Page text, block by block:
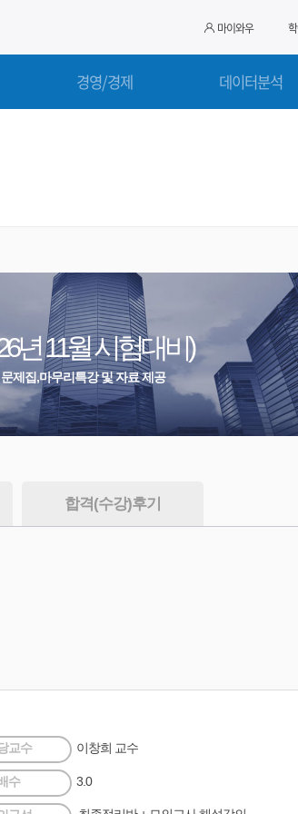
경영/경제 데이터분석
마이와우
년 11월 시험대비)
문제집,마무리특강 및 자료 제공
합격(수강)후기
교수 이창희 교수
수 3.0